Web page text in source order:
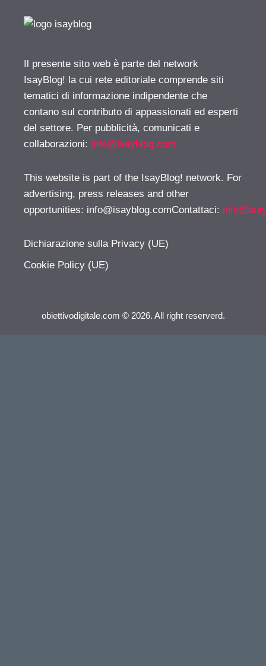
Il presente sito web è parte del network
IsayBlog! la cui rete editoriale comprende siti
tematici di informazione indipendente che
contano sul contributo di appassionati ed esperti
del settore. Per pubblicità, comunicati e
collaborazioni: info@isayblog.com
This website is part of the IsayBlog! network. For
advertising, press releases and other
opportunities: info@isayblog.comContattaci:
Dichiarazione sulla Privacy (UE)
Cookie Policy (UE)
obiettivodigitale.com © 2026. All right reserverd.